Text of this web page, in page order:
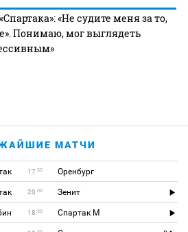
«Не судите меня за то,
Понимаю, мог выглядеть
МАТЧИ
17 30 Оренбург
20 00 Зенит
18 30 Спартак М